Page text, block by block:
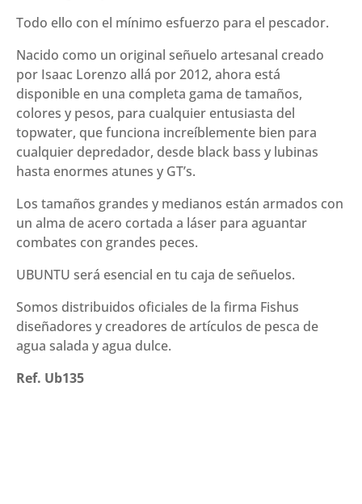
Todo ello con el mínimo esfuerzo para el pescador.
Nacido como un original señuelo artesanal creado
por Isaac Lorenzo allá por 2012, ahora está
disponible en una completa gama de tamaños,
colores y pesos, para cualquier entusiasta del
topwater, que funciona increíblemente bien para
cualquier depredador, desde black bass y lubinas
hasta enormes atunes y GT’s.
Los tamaños grandes y medianos están armados con
un alma de acero cortada a láser para aguantar
combates con grandes peces.
UBUNTU será esencial en tu caja de señuelos.
Somos distribuidos oficiales de la firma Fishus
diseñadores y creadores de artículos de pesca de
agua salada y agua dulce.
Ref. Ub135